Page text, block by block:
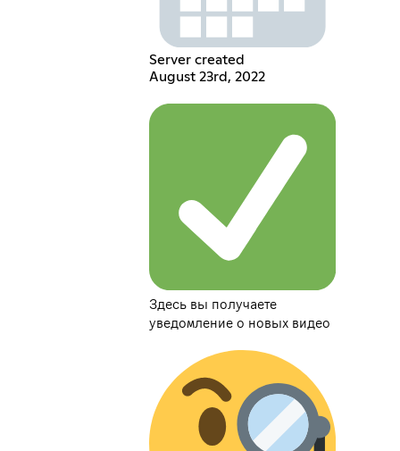
Server created
August 23rd, 2022
Здесь вы получаете
уведомление о новых видео